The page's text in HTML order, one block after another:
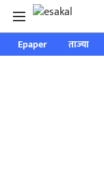
Epaper ताज्या